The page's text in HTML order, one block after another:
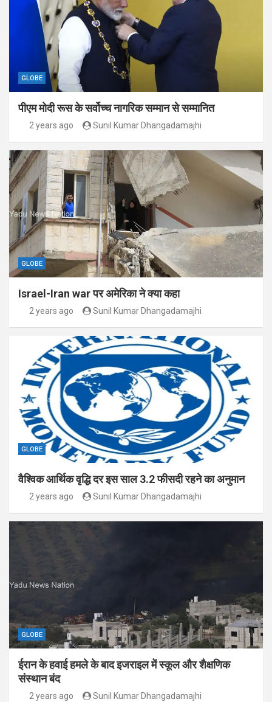
GLOBE
पीएम मोदी रूस के सर्वोच्च नागरिक सम्मान से सम्मानित
2 years ago Sunil Kumar Dhangadamajhi
GLOBE
Israel-Iran war पर अमेरिका ने क्या कहा
2 years ago Sunil Kumar Dhangadamajhi
GLOBE
वैश्विक आर्थिक वृद्धि दर इस साल 3.2 फीसदी रहने का अनुमान
2 years ago Sunil Kumar Dhangadamajhi
GLOBE
ईरान के हवाई हमले के बाद इजराइल में स्कूल और शैक्षणिक
संस्थान बंद
2 years ago Sunil Kumar Dhangadamajhi